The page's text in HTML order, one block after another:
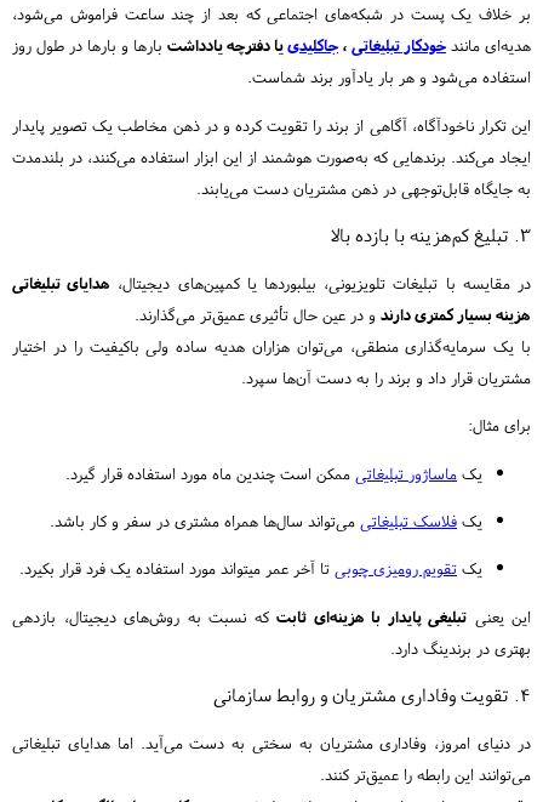
بر خلاف یک پست در شبکه‌های اجتماعی که بعد از چند ساعت فراموش می‌شود،
هدیه‌ای مانند خودکار تبلیغاتی ، جاکلیدییا دفترچه یادداشت بارها و بارها در طول روز
استفاده می‌شود و هر بار یادآور برند شماست.
این تکرار ناخودآگاه، آگاهی از برند را تقویت کرده و در ذهن مخاطب یک تصویر پایدار
ایجاد می‌کند. برندهایی که به‌صورت هوشمند از این ابزار استفاده می‌کنند، در بلندمدت
به جایگاه قابل‌توجهی در ذهن مشتریان دست می‌یابند.
۳. تبلیغ کم‌هزینه با بازده بالا
در مقایسه با تبلیغات تلویزیونی، بیلبوردها یا کمپین‌های دیجیتال، هدایای تبلیغاتی
هزینه بسیار کمتری دارند و در عین حال تأثیری عمیق‌تر می‌گذارند.
با یک سرمایه‌گذاری منطقی، می‌توان هزاران هدیه ساده ولی باکیفیت را در اختیار
مشتریان قرار داد و برند را به دست آن‌ها سپرد.
برای مثال:
یک ماساژور تبلیغاتی ممکن است چندین ماه مورد استفاده قرار گیرد.
یک فلاسک تبلیغاتی می‌تواند سال‌ها همراه مشتری در سفر و کار باشد.
یک تقویم رومیزی چوبی تا آخر عمر میتواند مورد استفاده یک فرد قرار بکیرد.
این یعنی تبلیغی پایدار با هزینه‌ای ثابت که نسبت به روش‌های دیجیتال، بازدهی
بهتری در برندینگ دارد.
۴. تقویت وفاداری مشتریان و روابط سازمانی
در دنیای امروز، وفاداری مشتریان به سختی به دست می‌آید. اما هدایای تبلیغاتی
می‌توانند این رابطه را عمیق‌تر کنند.